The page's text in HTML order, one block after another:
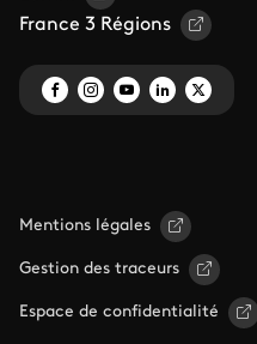
France 3 Régions
Mentions légales
Gestion des traceurs
Espace de confidentialité